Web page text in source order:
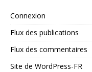
Connexion
Flux des publications
Flux des commentaires
Site de WordPress-FR